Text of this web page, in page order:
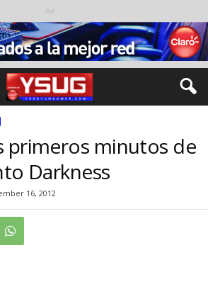
Ad
primeros minutos de
Darkness
16, 2012